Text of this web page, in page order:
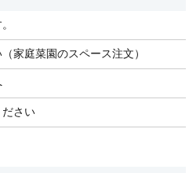
家庭菜園のスペース注文）
さい